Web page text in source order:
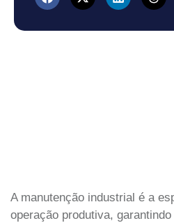
A manutenção industrial é a
operação produtiva,